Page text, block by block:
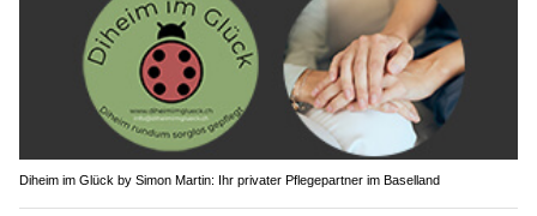
Diheim im Glück by Simon Martin: Ihr privater Pflegepartner im Baselland